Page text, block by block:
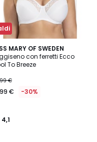
MARY OF SWEDEN
con ferretti Ecco
To Breeze
€
€ -30%
4,1